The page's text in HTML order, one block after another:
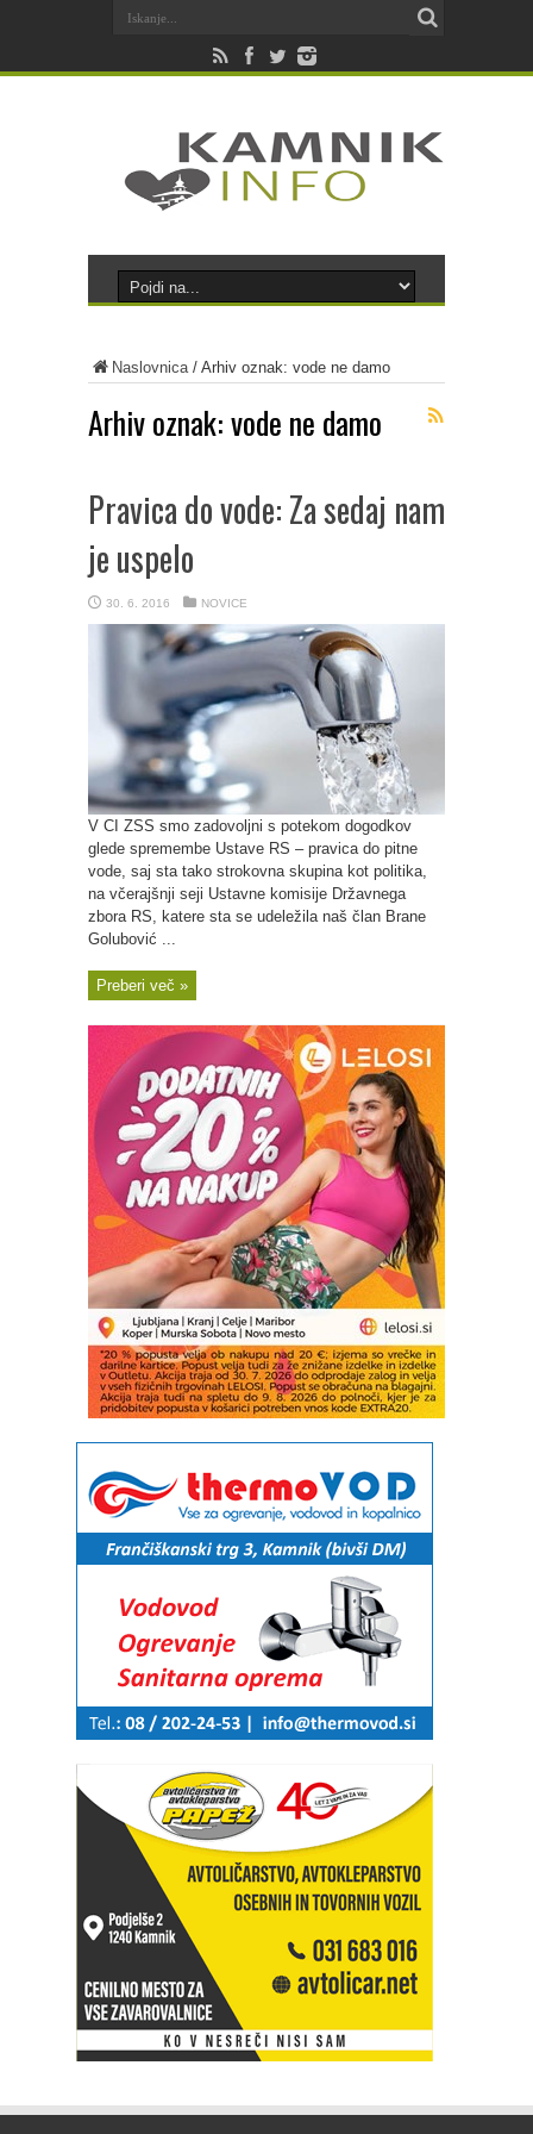
Naslovnica/ Arhiv oznak: vode ne damo
Arhiv oznak:vode ne damo
Pravica do vode: Za sedaj nam
je uspelo
30. 6. 2016 NOVICE
V CI ZSS smo zadovoljni s potekom dogodkov
glede spremembe Ustave RS – pravica do pitne
vode, saj sta tako strokovna skupina kot politika,
na včerajšnji seji Ustavne komisije Državnega
zbora RS, katere sta se udeležila naš član Brane
Golubović ...
Preberi več »